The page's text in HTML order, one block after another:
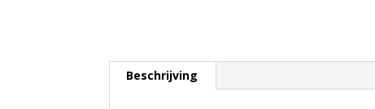
Beschrijving